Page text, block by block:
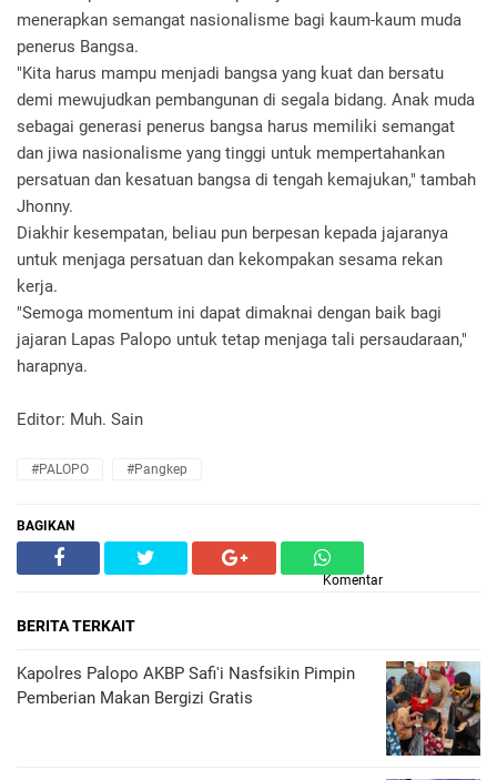
menerapkan semangat nasionalisme bagi kaum-kaum muda
penerus Bangsa.
"Kita harus mampu menjadi bangsa yang kuat dan bersatu
demi mewujudkan pembangunan di segala bidang. Anak muda
sebagai generasi penerus bangsa harus memiliki semangat
dan jiwa nasionalisme yang tinggi untuk mempertahankan
persatuan dan kesatuan bangsa di tengah kemajukan," tambah
Jhonny.
Diakhir kesempatan, beliau pun berpesan kepada jajaranya
untuk menjaga persatuan dan kekompakan sesama rekan
kerja.
"Semoga momentum ini dapat dimaknai dengan baik bagi
jajaran Lapas Palopo untuk tetap menjaga tali persaudaraan,"
harapnya.
Editor: Muh. Sain
#PALOPO #Pangkep
BAGIKAN
Komentar
BERITA TERKAIT
Kapolres Palopo AKBP Safi'i Nasfsikin Pimpin
Pemberian Makan Bergizi Gratis